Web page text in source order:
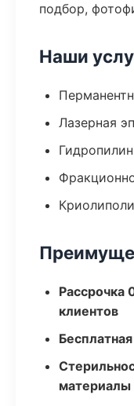
подбор,
Наши
Лазерная
Рассрочка
клиентов
материалы